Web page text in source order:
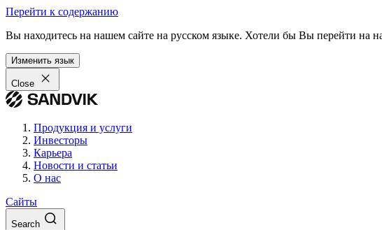
Перейти к содержанию
Вы находитесь на нашем сайте на русском языке. Хотели бы Вы перейти
Изменить язык
Close
Продукция и услуги
Инвесторы
Карьера
Новости и статьи
О нас
Сайты
Search